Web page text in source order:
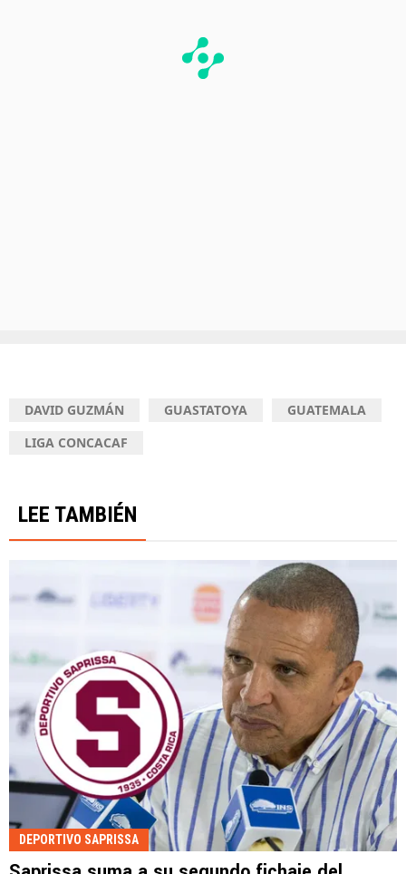
DAVID GUZMÁN GUASTATOYA
GUATEMALA
LIGA CONCACAF
LEE TAMBIÉN
DEPORTIVO SAPRISSA